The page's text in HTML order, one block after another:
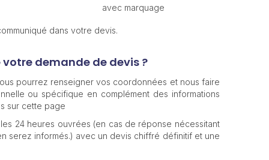
avec marquage
dans votre devis.
demande de devis ?
pourrez renseigner vos coordonnées et nous faire
ou spécifique en complément des informations
sur cette page
24 heures ouvrées (en cas de réponse nécessitant
serez informés.) avec un devis chiffré définitif et une